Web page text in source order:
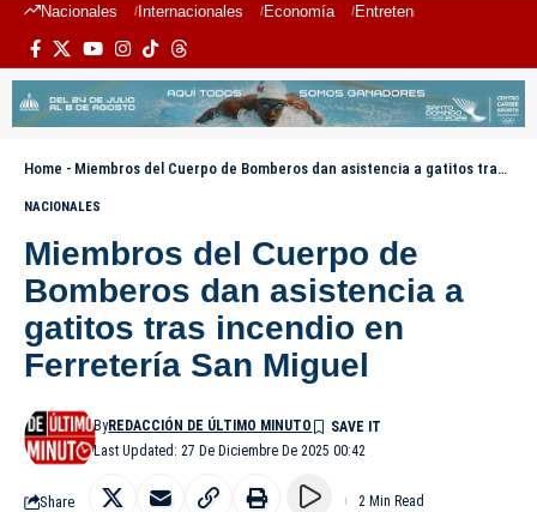
Nacionales Internacionales Economía Entretenimiento
Home - Miembros del Cuerpo de Bomberos dan asistencia a gatitos tras incendio en Ferretería San Miguel
NACIONALES
Miembros del Cuerpo de
Bomberos dan asistencia a
gatitos tras incendio en
Ferretería San Miguel
Last Updated: 27 De Diciembre De 2025 00:42
ByREDACCIÓN DE ÚLTIMO MINUTO
Share 2 Min Read